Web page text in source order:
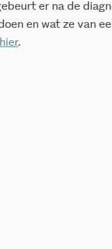
er na de
en wat ze van
hier.